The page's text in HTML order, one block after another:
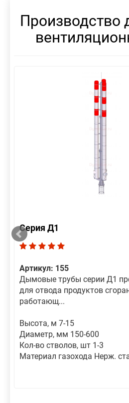
Серия Д1
Артикул: 155
Дымовые трубы серии Д1
для отвода продуктов
работающ...
Высота, м 7-15
Диаметр, мм 150-600
Кол-во стволов, шт 1-3
Материал газохода Нерж.